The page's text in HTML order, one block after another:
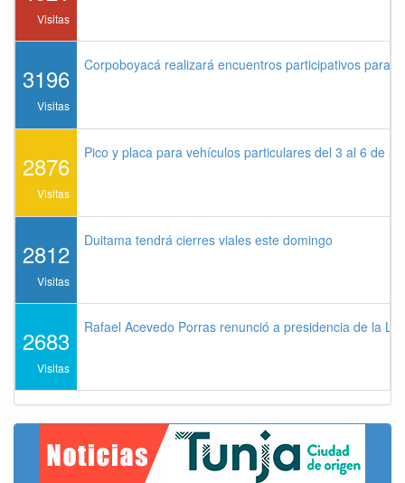
Visitas
3196
Visitas
Corpoboyacá realizará encuentros participativos para
2876
Visitas
Pico y placa para vehículos particulares del 3 al 6 de
2812
Visitas
Duitama tendrá cierres viales este domingo
2683
Visitas
Rafael Acevedo Porras renunció a presidencia de la